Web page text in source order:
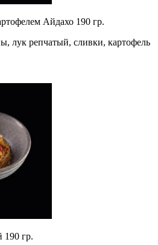
Айдахо 190 гр.
лук репчатый, сливки, картофель
гр.